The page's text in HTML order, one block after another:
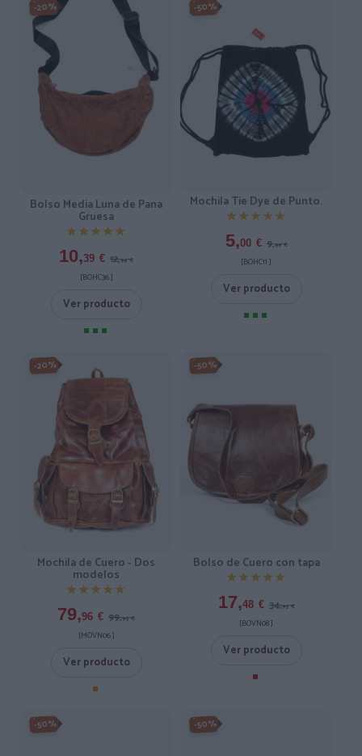
-20%
Bolso Media Luna de Pana
Gruesa
★★★★★
★★★★★
10,39 € 12,99 €
[BOHC36 ]
Ver producto
-50%
Mochila Tie Dye de Punto.
★★★★★
★★★★★
5,00 € 9,99 €
[BOHC11 ]
Ver producto
-20%
Mochila de Cuero - Dos
modelos
★★★★★
★★★★★
79,96 € 99,95 €
[MOVN06 ]
Ver producto
-50%
Bolso de Cuero con tapa
★★★★★
★★★★★
17,48 € 34,95 €
[BOVN08 ]
Ver producto
-50% -50%